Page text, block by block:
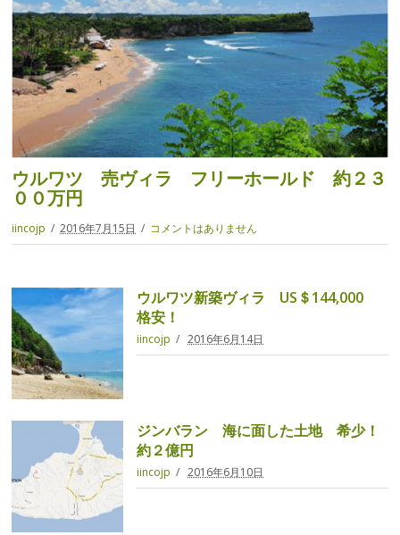
ウルワツ 売ヴィラ フリーホールド 約２３
００万円
iincojp 2016年7月15日 コメントはありません
ウルワツ新築ヴィラ US＄144,000
格安！
iincojp 2016年6月14日
ジンバラン 海に面した土地 希少！
約２億円
iincojp 2016年6月10日